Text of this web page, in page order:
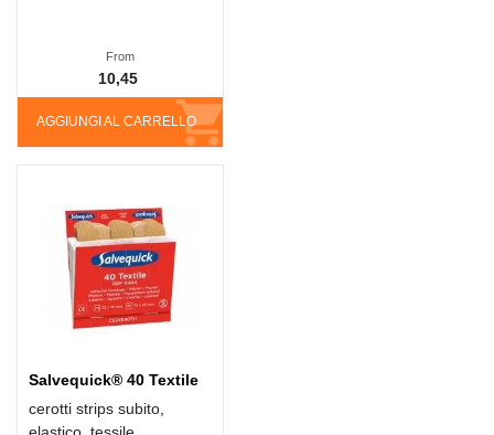
AGGIUNGI AL CARRELLO
From
10,45
Salvequick® 40 Textile
cerotti strips subito,
elastico, tessile